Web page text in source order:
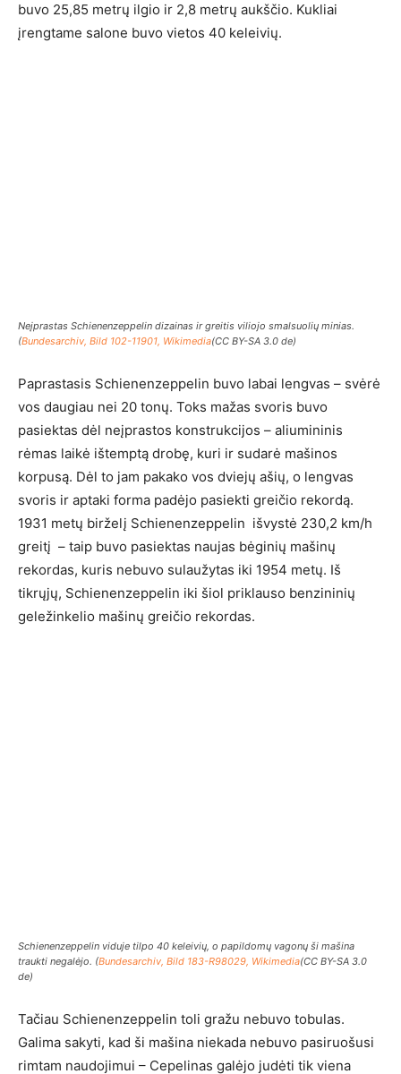
buvo 25,85 metrų ilgio ir 2,8 metrų aukščio. Kukliai
įrengtame salone buvo vietos 40 keleivių.
Neįprastas Schienenzeppelin dizainas ir greitis viliojo smalsuolių minias.
(Bundesarchiv, Bild 102-11901, Wikimedia(CC BY-SA 3.0 de)
Paprastasis Schienenzeppelin buvo labai lengvas – svėrė
vos daugiau nei 20 tonų. Toks mažas svoris buvo
pasiektas dėl neįprastos konstrukcijos – aliumininis
rėmas laikė ištemptą drobę, kuri ir sudarė mašinos
korpusą. Dėl to jam pakako vos dviejų ašių, o lengvas
svoris ir aptaki forma padėjo pasiekti greičio rekordą.
1931 metų birželį Schienenzeppelin išvystė 230,2 km/h
greitį – taip buvo pasiektas naujas bėginių mašinų
rekordas, kuris nebuvo sulaužytas iki 1954 metų. Iš
tikrųjų, Schienenzeppelin iki šiol priklauso benzininių
geležinkelio mašinų greičio rekordas.
Schienenzeppelin viduje tilpo 40 keleivių, o papildomų vagonų ši mašina
traukti negalėjo. (Bundesarchiv, Bild 183-R98029, Wikimedia(CC BY-SA 3.0
de)
Tačiau Schienenzeppelin toli gražu nebuvo tobulas.
Galima sakyti, kad ši mašina niekada nebuvo pasiruošusi
rimtam naudojimui – Cepelinas galėjo judėti tik viena